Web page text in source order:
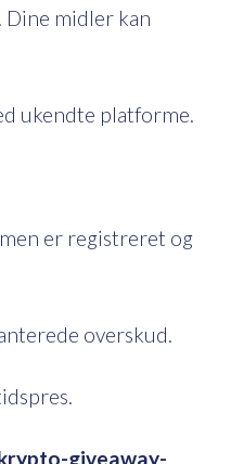
midler kan
ukendte platforme.
er registreret og
overskud.
giveaway-